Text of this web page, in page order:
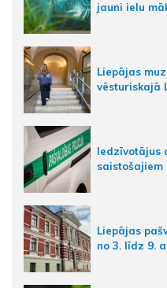
jauni ielu
Liepājas
vēsturiskajā
Iedzīvotājus
saistošajiem
Liepājas
no 3. līdz 9.